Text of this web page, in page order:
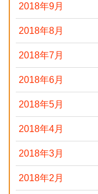
2018年9月
2018年8月
2018年7月
2018年6月
2018年5月
2018年4月
2018年3月
2018年2月